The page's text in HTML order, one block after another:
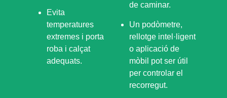
Evita
temperatures
extremes i porta
roba i calçat
adequats.
de caminar.
Un podòmetre,
rellotge intel·ligent
o aplicació de
mòbil pot ser útil
per controlar el
recorregut.